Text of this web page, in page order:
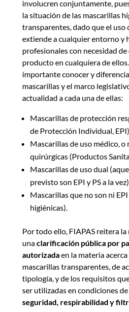
involucren conjuntamente,
la situación de las mascarillas
transparentes, dado que el uso
extiende a cualquier entorno y
profesionales con necesidad
producto en cualquiera de
importante conocer y
mascarillas y el marco
actualidad a cada una de ellas:
Mascarillas de protección
de Protección Individual,
Mascarillas de uso médico, o
quirúrgicas (Productos
Mascarillas de uso dual
previsto son EPI y PS a la
Mascarillas que no son ni
higiénicas).
Por todo ello, FIAPAS reitera la
unaclarificación pública por
autorizadaen la materia
mascarillas transparentes, de
tipología, y de los requisitos
ser utilizadas en condiciones de
seguridad, respirabilidad y